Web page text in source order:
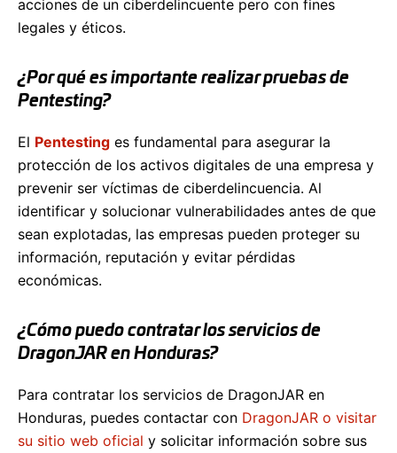
acciones de un ciberdelincuente pero con fines
legales y éticos.
¿Por qué es importante realizar pruebas de
Pentesting?
El Pentesting es fundamental para asegurar la
protección de los activos digitales de una empresa y
prevenir ser víctimas de ciberdelincuencia. Al
identificar y solucionar vulnerabilidades antes de que
sean explotadas, las empresas pueden proteger su
información, reputación y evitar pérdidas
económicas.
¿Cómo puedo contratar los servicios de
DragonJAR en Honduras?
Para contratar los servicios de DragonJAR en
Honduras, puedes contactar con DragonJAR o visitar
su sitio web oficial y solicitar información sobre sus